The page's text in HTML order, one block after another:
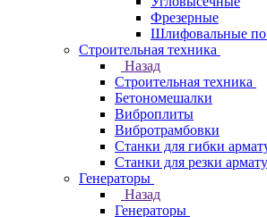
Фрезерные
Шлифовальные по
Строительная техника
Назад
Строительная техника
Бетономешалки
Виброплиты
Вибротрамбовки
Станки для гибки
Станки для резки
Генераторы
Назад
Генераторы